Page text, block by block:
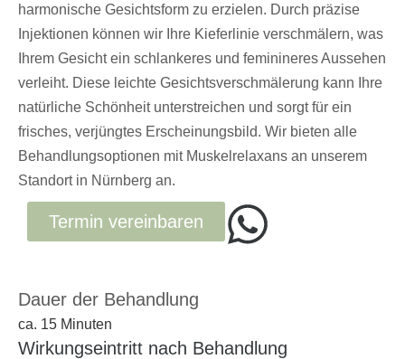
harmonische Gesichtsform zu erzielen. Durch präzise
Injektionen können wir Ihre Kieferlinie verschmälern, was
Ihrem Gesicht ein schlankeres und feminineres Aussehen
verleiht. Diese leichte Gesichtsverschmälerung kann Ihre
natürliche Schönheit unterstreichen und sorgt für ein
frisches, verjüngtes Erscheinungsbild. Wir bieten alle
Behandlungsoptionen mit Muskelrelaxans an unserem
Standort in Nürnberg an.
Termin vereinbaren
Dauer der Behandlung
ca. 15 Minuten
Wirkungseintritt nach Behandlung